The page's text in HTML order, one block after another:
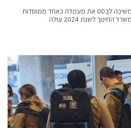
ממשיכה לבסס את מעמדה כאחד ממוסדות
לשנת 2024 עולה